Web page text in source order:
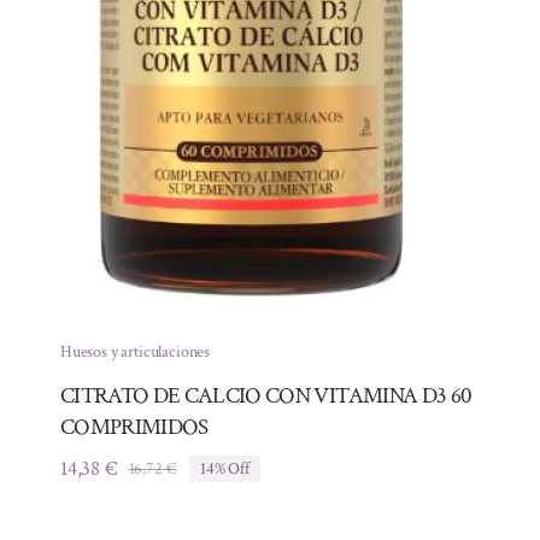
Huesos y articulaciones
CITRATO DE CALCIO CON VITAMINA D3 60
COMPRIMIDOS
16,72€El
14,38 €
El
14% Off